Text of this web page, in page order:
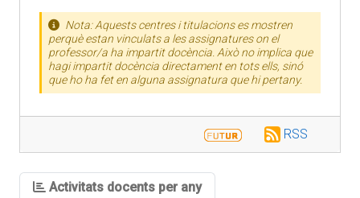
Nota: Aquests centres i titulacions es mostren
perquè estan vinculats a les assignatures on el
professor/a ha impartit docència. Això no implica que
hagi impartit docència directament en tots ells, sinó
que ho ha fet en alguna assignatura que hi pertany.
RSS
Activitats docents per any